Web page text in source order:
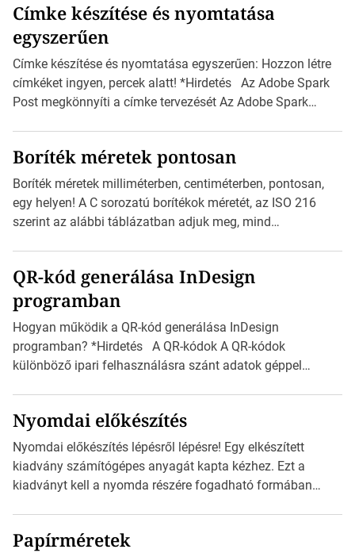
Címke készítése és nyomtatása
egyszerűen
Címke készítése és nyomtatása egyszerűen: Hozzon létre
címkéket ingyen, percek alatt! *Hirdetés Az Adobe Spark
Post megkönnyíti a címke tervezését Az Adobe Spark
igazán foroghatnak a kreatív fogaskerekek, miközben
zajlik a saját címke készítése. Hogyan készítsünk címkét?
Válasszon méretet és alakot: Válassza ki a kívánt címke
méretét. Akár néhány […]
Boríték méretek pontosan
Boríték méretek milliméterben, centiméterben, pontosan,
egy helyen! A C sorozatú borítékok méretét, az ISO 216
szerint az alábbi táblázatban adjuk meg, mind
mutatja az A4-es papírlaphoz viszonyítva. Az amerikai és
észak-amerikai boríték méretére az ISO 216 nem
vonatkozik. Boríték méretének táblázata C0-tól […]
QR-kód generálása InDesign
programban
Hogyan működik a QR-kód generálása InDesign
programban? *Hirdetés A QR-kódok A QR-kódok
különböző ipari felhasználásra szánt adatok géppel
okostelefonjára telepíthet egy QR-kód-leolvasó
alkalmazást, ami leolvasni és dekódolni képes az URL-
információt és átirányítja a telefon böngészőjét a cég
weblapjára. A QR-kód beolvasása után a felhasználó
Nyomdai előkészítés
Nyomdai előkészítés lépésről lépésre! Egy elkészített
kiadvány számítógépes anyagát kapta kézhez. Ezt a
kiadványt kell a nyomda részére fogadható formában
Illustratorban készült vektorgrafika. *Hirdetés Minden
Papírméretek